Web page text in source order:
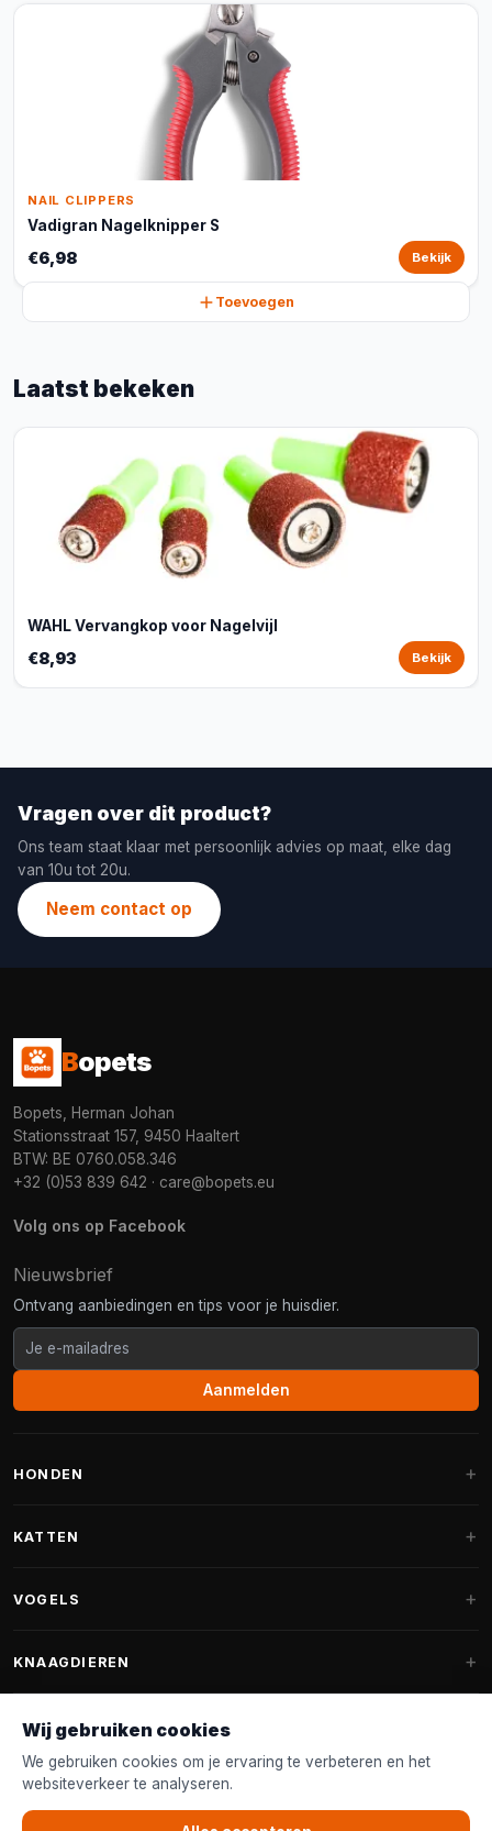
NAIL CLIPPERS
Vadigran Nagelknipper S
€6,98 Bekijk
Toevoegen
Laatst bekeken
WAHL Vervangkop voor Nagelvijl
€8,93 Bekijk
Vragen over dit product?
Ons team staat klaar met persoonlijk advies op maat, elke dag
van 10u tot 20u.
Neem contact op
Bopets
Bopets, Herman Johan
Stationsstraat 157, 9450 Haaltert
BTW: BE 0760.058.346
+32 (0)53 839 642 · care@bopets.eu
Volg ons op Facebook
Nieuwsbrief
Ontvang aanbiedingen en tips voor je huisdier.
Aanmelden
HONDEN
Fantail hondenmanden
Hondenspeelgoed
Halsband & Lijn
Shampoo & Verzorging
KATTEN
Krabpalen voor Maine Coon
Kattenmanden
VOGELS
Vogelvoer binnenvogels
Voederhuisjes
Nestkastjes & Nesting
Tuinvogelvoer
KNAAGDIEREN
Knaagdierenvoer
Accessoires
KLANTENSERVICE
Wij gebruiken cookies
We gebruiken cookies om je ervaring te verbeteren en het
websiteverkeer te analyseren.